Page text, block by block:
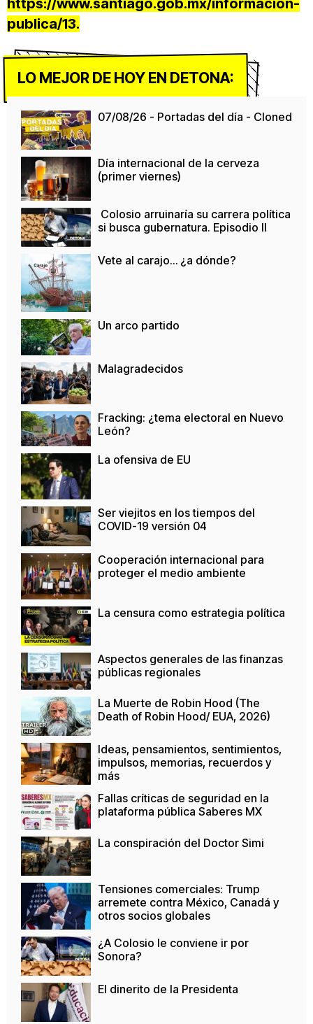
publica/13.
LO MEJOR DE HOY EN DETONA:
07/08/26 - Portadas del día - Cloned
Día internacional de la cerveza
(primer viernes)
Colosio arruinaría su carrera política
si busca gubernatura. Episodio II
Vete al carajo… ¿a dónde?
Un arco partido
Malagradecidos
Fracking: ¿tema electoral en Nuevo
León?
La ofensiva de EU
Ser viejitos en los tiempos del
COVID-19 versión 04
Cooperación internacional para
proteger el medio ambiente
La censura como estrategia política
Aspectos generales de las finanzas
públicas regionales
La Muerte de Robin Hood (The
Death of Robin Hood/ EUA, 2026)
Ideas, pensamientos, sentimientos,
impulsos, memorias, recuerdos y
más
Fallas críticas de seguridad en la
plataforma pública Saberes MX
La conspiración del Doctor Simi
Tensiones comerciales: Trump
arremete contra México, Canadá y
otros socios globales
¿A Colosio le conviene ir por
Sonora?
El dinerito de la Presidenta